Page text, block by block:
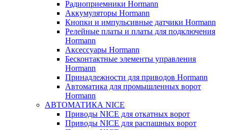
Радиоприемники Hormann
Аккумуляторы Hormann
Кнопки и импульсивные датчики Hormann
Релейные платы и платы для подключения
Hormann
Аксессуары Hormann
Бесконтактные элементы управления
Hormann
Принадлежности для приводов Hormann
Автоматика для промышленных ворот
Hormann
АВТОМАТИКА NICE
Приводы NICE для откатных ворот
Приводы NICE для распашных ворот